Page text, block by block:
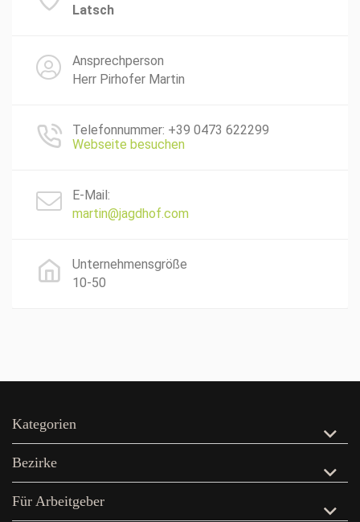
Latsch
Ansprechperson
Herr Pirhofer Martin
Telefonnummer: +39 0473 622299
Webseite besuchen
E-Mail:
martin@jagdhof.com
Unternehmensgröße
10-50
Kategorien
Bezirke
Für Arbeitgeber